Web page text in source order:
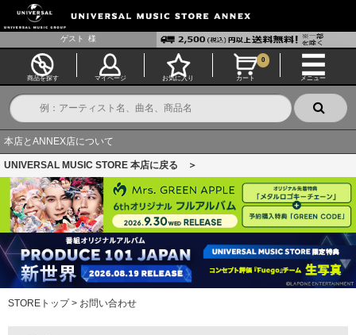
ゲスト 様
商品を探す マイページ お気に入り カート
0
メニュー
本店とANNEX店について
UNIVERSAL MUSIC STORE 本店に戻る ＞
STOREトップ> お問い合わせ